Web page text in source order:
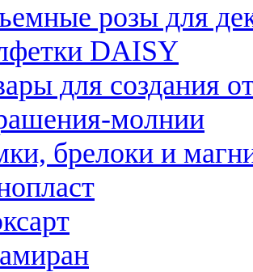
розы для
DAISY
для создания
молнии
брелоки и